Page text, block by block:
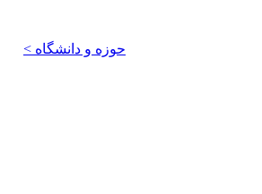
حوزه و دانشگاه >